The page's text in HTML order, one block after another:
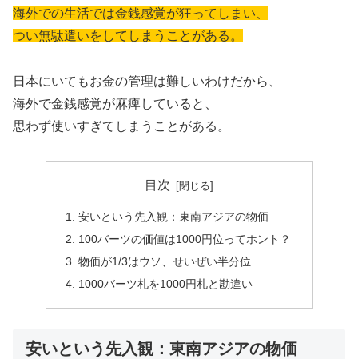
海外での生活では金銭感覚が狂ってしまい、
つい無駄遣いをしてしまうことがある。
日本にいてもお金の管理は難しいわけだから、
海外で金銭感覚が麻痺していると、
思わず使いすぎてしまうことがある。
目次
安いという先入観：東南アジアの物価
100バーツの価値は1000円位ってホント？
物価が1/3はウソ、せいぜい半分位
1000バーツ札を1000円札と勘違い
安いという先入観：東南アジアの物価